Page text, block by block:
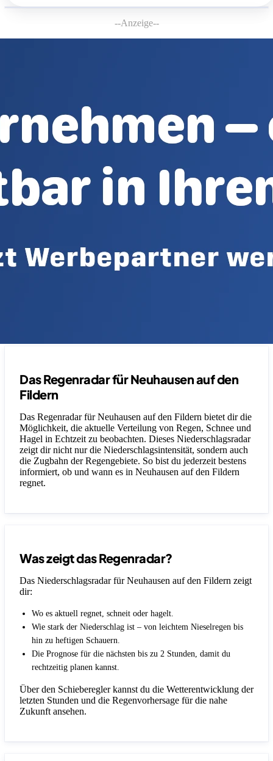
--Anzeige--
Das Regenradar für Neuhausen auf den
Fildern
Das Regenradar für Neuhausen auf den Fildern bietet dir die
Möglichkeit, die aktuelle Verteilung von Regen, Schnee und
Hagel in Echtzeit zu beobachten. Dieses Niederschlagsradar
zeigt dir nicht nur die Niederschlagsintensität, sondern auch
die Zugbahn der Regengebiete. So bist du jederzeit bestens
informiert, ob und wann es in Neuhausen auf den Fildern
regnet.
Was zeigt das Regenradar?
Das Niederschlagsradar für Neuhausen auf den Fildern zeigt
dir:
Wo es aktuell regnet, schneit oder hagelt.
Wie stark der Niederschlag ist – von leichtem Nieselregen bis
hin zu heftigen Schauern.
Die Prognose für die nächsten bis zu 2 Stunden, damit du
rechtzeitig planen kannst.
Über den Schieberegler kannst du die Wetterentwicklung der
letzten Stunden und die Regenvorhersage für die nahe
Zukunft ansehen.